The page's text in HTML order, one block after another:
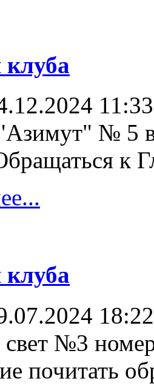
11:33
№ 5
к
18:22
№3
почитать